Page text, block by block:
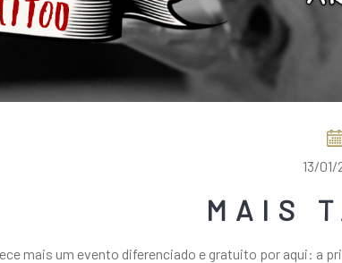
13/01/
MAIS
mais um evento diferenciado e gratuito por aqui: a